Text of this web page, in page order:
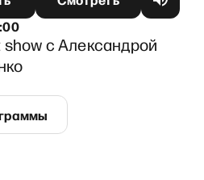
с Александрой